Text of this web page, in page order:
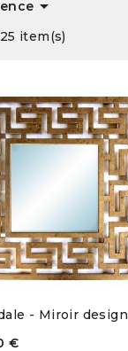

item(s)
- Miroir design
€